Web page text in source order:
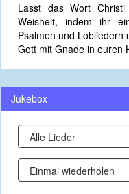
Lasst das Wort
Weisheit, indem ihr
Psalmen und Lobliedern
Gott mit Gnade in euren
Jukebox